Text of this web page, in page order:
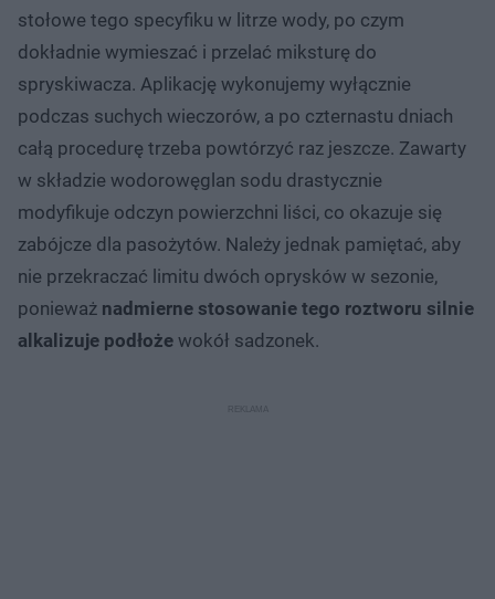
stołowe tego specyfiku w litrze wody, po czym
dokładnie wymieszać i przelać miksturę do
spryskiwacza. Aplikację wykonujemy wyłącznie
podczas suchych wieczorów, a po czternastu dniach
całą procedurę trzeba powtórzyć raz jeszcze. Zawarty
w składzie wodorowęglan sodu drastycznie
modyfikuje odczyn powierzchni liści, co okazuje się
zabójcze dla pasożytów. Należy jednak pamiętać, aby
nie przekraczać limitu dwóch oprysków w sezonie,
ponieważ nadmierne stosowanie tego roztworu silnie
alkalizuje podłoże wokół sadzonek.